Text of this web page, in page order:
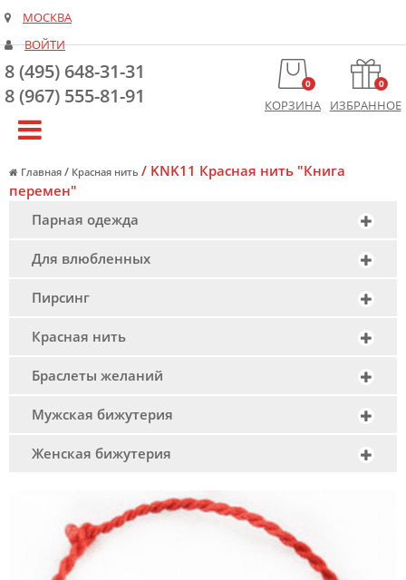
МОСКВА
ВОЙТИ
8 (495) 648-31-31
8 (967) 555-81-91
0
КОРЗИНА
0
ИЗБРАННОЕ
Главная / Красная нить / KNK11 Красная нить "Книга
перемен"
Парная одежда
Для влюбленных
Пирсинг
Красная нить
Браслеты желаний
Мужская бижутерия
Женская бижутерия